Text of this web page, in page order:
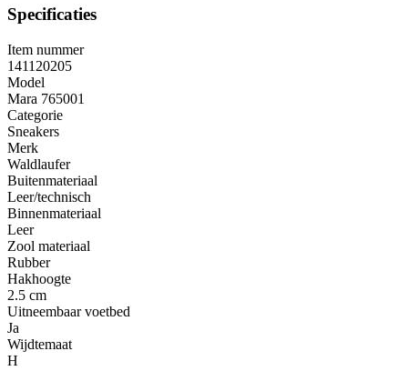
Specificaties
Item nummer
141120205
Model
Mara 765001
Categorie
Sneakers
Merk
Waldlaufer
Buitenmateriaal
Leer/technisch
Binnenmateriaal
Leer
Zool materiaal
Rubber
Hakhoogte
2.5 cm
Uitneembaar voetbed
Ja
Wijdtemaat
H